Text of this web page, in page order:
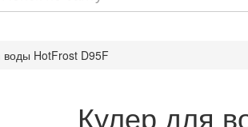
воды HotFrost D95F
Кулер для